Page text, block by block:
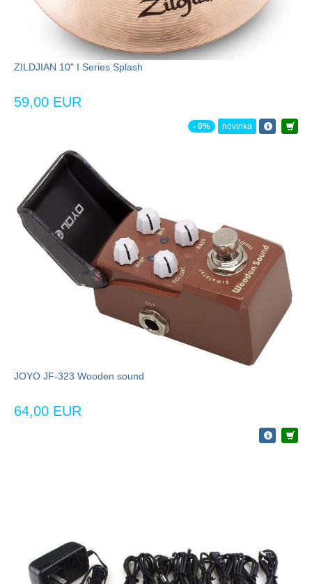
ZILDJIAN 10" I Series Splash
59,00 EUR
- 0% novinka
JOYO JF-323 Wooden sound
64,00 EUR